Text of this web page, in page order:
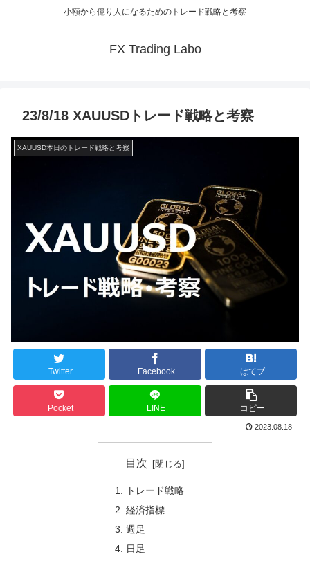
小額から億り人になるためのトレード戦略と考察
FX Trading Labo
23/8/18 XAUUSDトレード戦略と考察
XAUUSD本日のトレード戦略と考察
Twitter Facebook はてブ
Pocket LINE コピー
2023.08.18
目次
トレード戦略
経済指標
週足
日足